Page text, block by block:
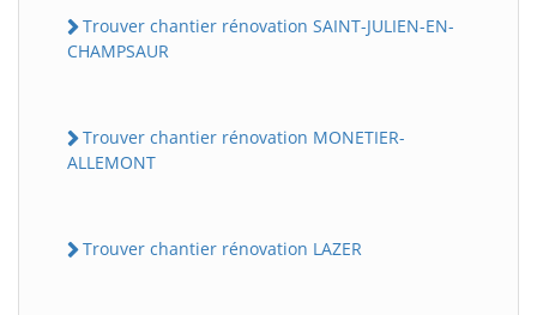
Trouver chantier rénovation SAINT-JULIEN-EN-
CHAMPSAUR
Trouver chantier rénovation MONETIER-
ALLEMONT
Trouver chantier rénovation LAZER